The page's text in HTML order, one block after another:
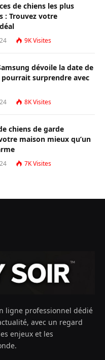
de chiens les plus
: Trouvez votre
9KVisites
dévoile la date de
surprendre avec
8KVisites
chiens de garde
maison mieux qu’un
7KVisites
ligne professionnel dédié
avec un regard
enjeux et les